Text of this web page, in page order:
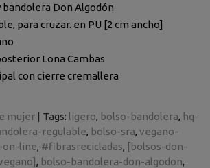
bandolera Don Algodón
para cruzar. en PU [2 cm ancho]
Lona Cambas
con cierre cremallera
mujer | Tags: ligero bolso-bandolera hq-
regulable bolso-sra vegano-
on-line #fibrasrecicladas [bolsos-don-
bolso-bandolera-don-algodon